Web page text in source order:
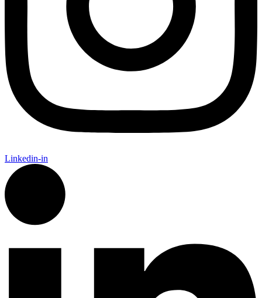
Linkedin-in